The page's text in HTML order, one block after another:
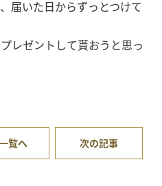
届いた日からずっとつけて
レゼントして貰おうと思っ
覧へ 次の記事